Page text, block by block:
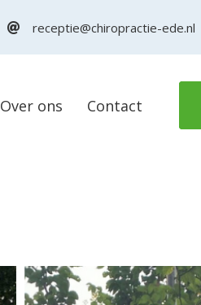
receptie@chiropractie-ede.nl
Over ons Contact